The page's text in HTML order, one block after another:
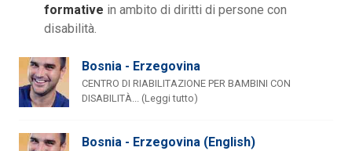
formative in ambito di diritti di persone con
disabilità.
Bosnia - Erzegovina
CENTRO DI RIABILITAZIONE PER BAMBINI CON
DISABILITÀ... (Leggi tutto)
Bosnia - Erzegovina (English)